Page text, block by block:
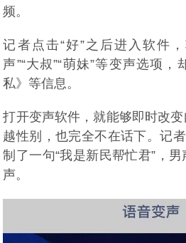
频。
记者点击“好”之后进入软件
声”“大叔”“萌妹”等变声选项
私》等信息。
打开变声软件，就能够即时改
越性别，也完全不在话下。记
制了一句“我是新民帮忙君”，
声。